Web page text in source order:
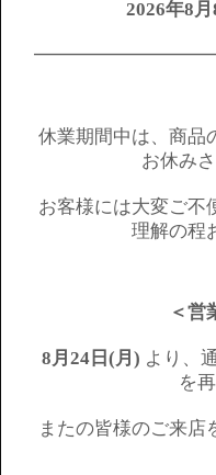
2026年8
休業期間中は、商品
お休み
お客様には大変ご不
理解の程
＜営
8月24日(月) より、
を
またの皆様のご来店